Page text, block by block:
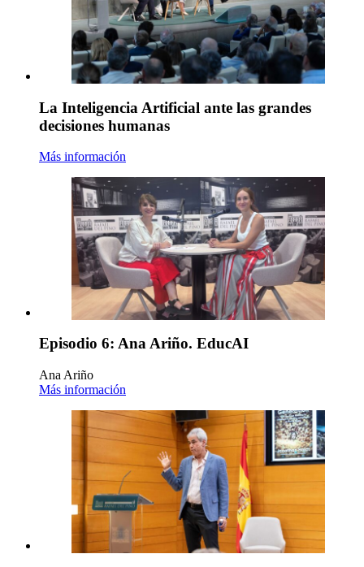
La Inteligencia Artificial ante las grandes
decisiones humanas
Más información
Episodio 6: Ana Ariño. EducAI
Ana Ariño
Más información